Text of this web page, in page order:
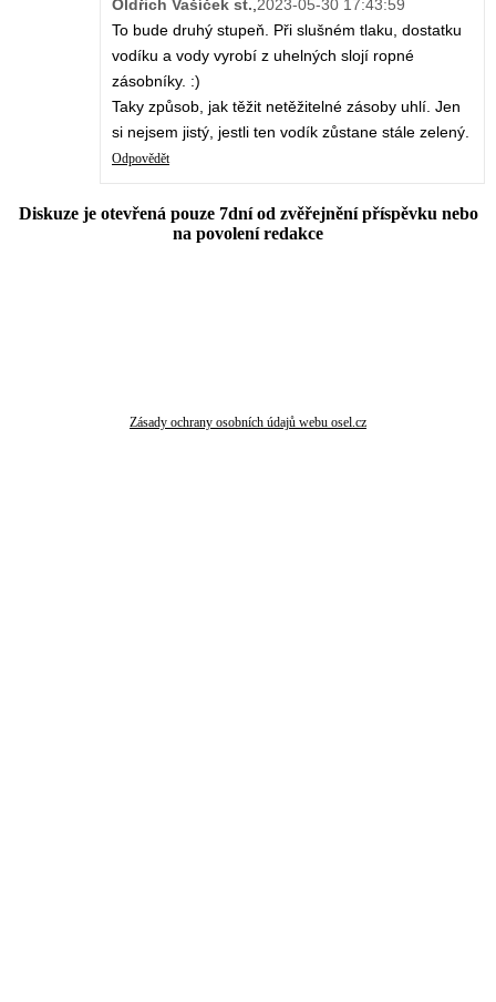
Oldřich Vašíček st.,2023-05-30 17:43:59
To bude druhý stupeň. Při slušném tlaku, dostatku
vodíku a vody vyrobí z uhelných slojí ropné
zásobníky. :)
Taky způsob, jak těžit netěžitelné zásoby uhlí. Jen
si nejsem jistý, jestli ten vodík zůstane stále zelený.
Odpovědět
Diskuze je otevřená pouze 7dní od zvěřejnění příspěvku nebo
na povolení redakce
Zásady ochrany osobních údajů webu osel.cz